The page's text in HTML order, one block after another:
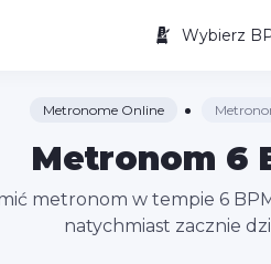
Wybierz
Metronome Online
Metronom 6
metronom w tempie 6
natychmiast zacznie